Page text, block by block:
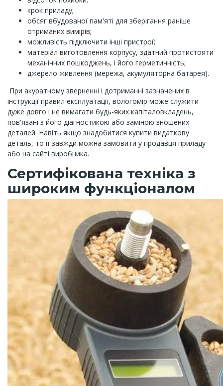
крок приладу;
обсяг вбудованої пам'яті для зберігання раніше
отриманих вимірів;
можливість підключити інші пристрої;
матеріал виготовлення корпусу, здатний протистояти
механічних пошкоджень, і його герметичність;
джерело живлення (мережа, акумуляторна батарея).
При акуратному зверненні і дотриманні зазначених в
інструкції правил експлуатації, вологомір може служити
дуже довго і не вимагати будь-яких капіталовкладень,
пов'язані з його діагностикою або заміною зношених
деталей. Навіть якщо знадобитися купити видаткову
деталь, то її завжди можна замовити у продавця приладу
або на сайті виробника.
Сертифікована техніка з
широким функціоналом